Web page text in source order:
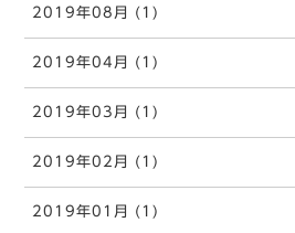
2019年08月 (1)
2019年04月 (1)
2019年03月 (1)
2019年02月 (1)
2019年01月 (1)